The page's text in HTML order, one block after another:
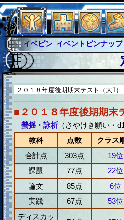
イベピン イベントピンナップ
グラシャ
グラシャ・ラボラス
グローバルジャスティス サ
サイキックハーツ大戦 シュ
ファイナル アブソーバー
■２０１８年度後期期末
螢揺・詠祈（さやけき願い・
教科
点数 クラス
合計点
303点 19位
課題
77点 22位
論文
85点 6位
実践
67点 53位
ディスカッ